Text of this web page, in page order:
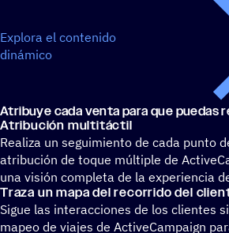
Explora el contenido
dinámico
Atri­buye cada venta para que puedas
Atri­bu­ción multitáctil
Realiza un seguimiento de cada punto
atribución de toque múltiple de
una visión completa de la experiencia
Traza un mapa del reco­rrido del
Sigue las interacciones de los clientes
mapeo de viajes de ActiveCampaign